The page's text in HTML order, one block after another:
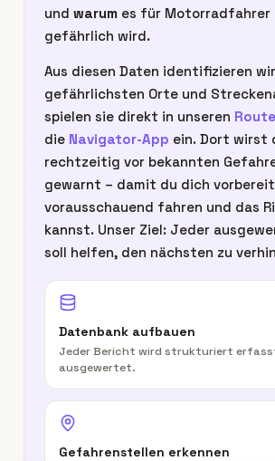
und warum es für Motorradfahrer
gefährlich wird.
Aus diesen Daten identifizieren
gefährlichsten Orte und
spielen sie direkt in unseren
die Navigator-App ein. Dort wirst
rechtzeitig vor bekannten
gewarnt – damit du dich
vorausschauend fahren und das
kannst. Unser Ziel: Jeder
soll helfen, den nächsten zu
Datenbank aufbauen
Jeder Bericht wird strukturiert
ausgewertet.
Gefahrenstellen erkennen